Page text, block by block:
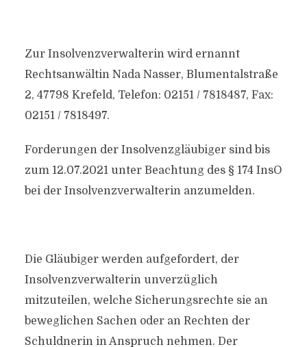
Zur Insolvenzverwalterin wird ernannt
Rechtsanwältin Nada Nasser, Blumentalstraße
2, 47798 Krefeld, Telefon: 02151 / 7818487, Fax:
02151 / 7818497.
Forderungen der Insolvenzgläubiger sind bis
zum 12.07.2021 unter Beachtung des § 174 InsO
bei der Insolvenzverwalterin anzumelden.
Die Gläubiger werden aufgefordert, der
Insolvenzverwalterin unverzüglich
mitzuteilen, welche Sicherungsrechte sie an
beweglichen Sachen oder an Rechten der
Schuldnerin in Anspruch nehmen. Der